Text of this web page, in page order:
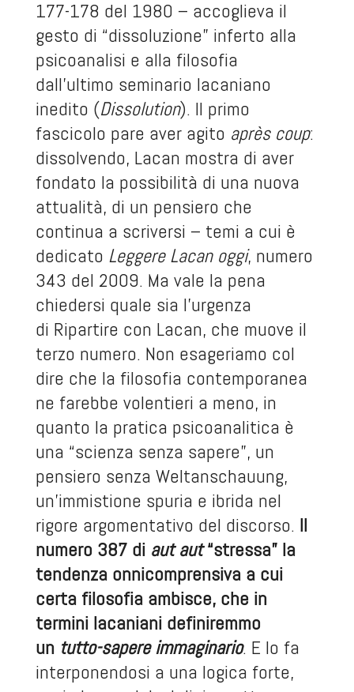
177-178 del 1980 – accoglieva il
gesto di “dissoluzione” inferto alla
psicoanalisi e alla filosofia
dall’ultimo seminario lacaniano
inedito (Dissolution). Il primo
fascicolo pare aver agito après coup:
dissolvendo, Lacan mostra di aver
fondato la possibilità di una nuova
attualità, di un pensiero che
continua a scriversi – temi a cui è
dedicato Leggere Lacan oggi, numero
343 del 2009. Ma vale la pena
chiedersi quale sia l’urgenza
di Ripartire con Lacan, che muove il
terzo numero. Non esageriamo col
dire che la filosofia contemporanea
ne farebbe volentieri a meno, in
quanto la pratica psicoanalitica è
una “scienza senza sapere”, un
pensiero senza Weltanschauung,
un’immistione spuria e ibrida nel
rigore argomentativo del discorso. Il
numero 387 di aut aut“stressa” la
tendenza onnicomprensiva a cui
certa filosofia ambisce, che in
termini lacaniani definiremmo
un tutto-sapere immaginario. E lo fa
interponendosi a una logica forte,